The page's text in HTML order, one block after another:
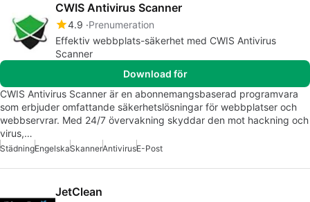
CWIS Antivirus Scanner
4.9 Prenumeration
Effektiv webbplats-säkerhet med CWIS Antivirus
Scanner
Download för
CWIS Antivirus Scanner är en abonnemangsbaserad programvara
som erbjuder omfattande säkerhetslösningar för webbplatser och
webbservrar. Med 24/7 övervakning skyddar den mot hackning och
virus,…
StädningEngelskaSkannerAntivirusE-Post
JetClean